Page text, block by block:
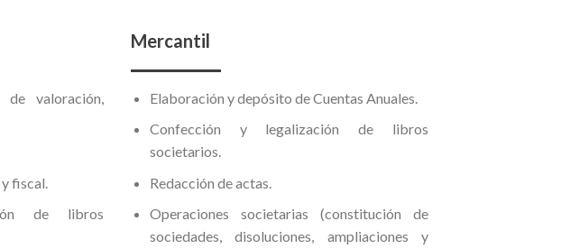
valoración,
fiscal.
de libros
Mercantil
Elaboración y depósito de Cuentas Anuales.
Confección y legalización de libros
societarios.
Redacción de actas.
Operaciones societarias (constitución de
sociedades, disoluciones, ampliaciones y